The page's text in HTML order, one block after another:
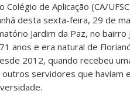
Colégio de Aplicação (CA/
desta sexta-feira, 29 de
Jardim da Paz, no bairro
anos e era natural de
2012, quando recebeu
outros servidores que haviam